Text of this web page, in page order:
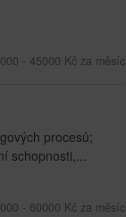
- 45000 Kč za měsíc
procesů;
- 60000 Kč za měsíc